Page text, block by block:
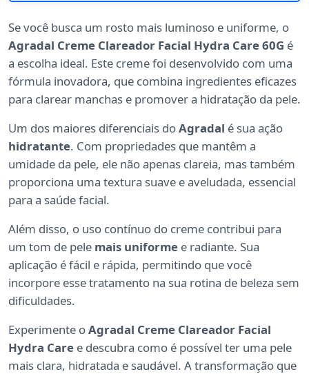
Se você busca um rosto mais luminoso e uniforme, o
Agradal Creme Clareador Facial Hydra Care 60G é
a escolha ideal. Este creme foi desenvolvido com uma
fórmula inovadora, que combina ingredientes eficazes
para clarear manchas e promover a hidratação da pele.
Um dos maiores diferenciais doAgradal é sua ação
hidratante. Com propriedades que mantêm a
umidade da pele, ele não apenas clareia, mas também
proporciona uma textura suave e aveludada, essencial
para a saúde facial.
Além disso, o uso contínuo do creme contribui para
um tom de pele mais uniforme e radiante. Sua
aplicação é fácil e rápida, permitindo que você
incorpore esse tratamento na sua rotina de beleza sem
dificuldades.
Experimente oAgradal Creme Clareador Facial
Hydra Care e descubra como é possível ter uma pele
mais clara, hidratada e saudável. A transformação que